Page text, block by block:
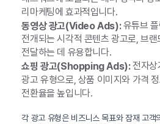
리마케팅에 효과적입니다.
동영상 광고(Video Ads):유튜브 플
전개되는 시각적 콘텐츠 광고로, 브
전달하는 데 유용합니다.
쇼핑 광고(Shopping Ads):전자상
광고 유형으로, 상품 이미지와 가격
전환율을 높입니다.
각 광고 유형은 비즈니스 목표와 잠재 고객